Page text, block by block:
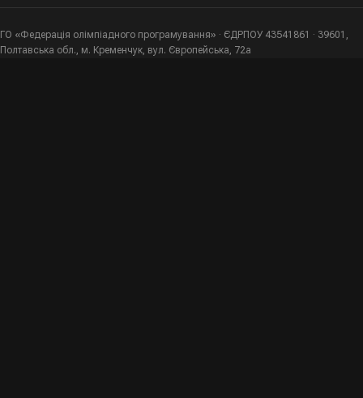
ГО «Федерація олімпіадного програмування» · ЄДРПОУ 43541861 · 39601,
Полтавська обл., м. Кременчук, вул. Європейська, 72а